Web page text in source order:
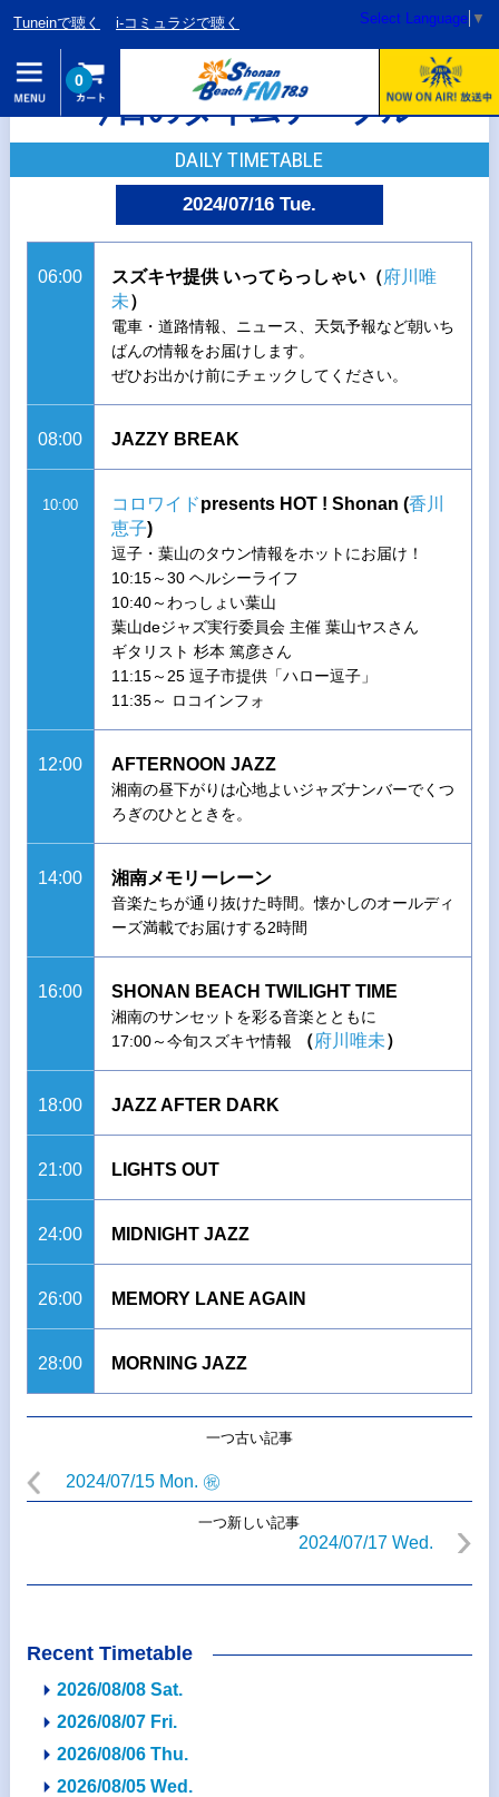
Tuneinで聴く i-コミュラジで聴く Select Language ▼
0
今日のタイムテーブル
DAILY TIMETABLE
2024/07/16 Tue.
06:00 スズキヤ提供 いってらっしゃい（府川唯
未）
電車・道路情報、ニュース、天気予報など朝いち
ばんの情報をお届けします。
ぜひお出かけ前にチェックしてください。
08:00 JAZZY BREAK
10:00 コロワイドpresents HOT ! Shonan (香川
恵子)
逗子・葉山のタウン情報をホットにお届け！
10:15～30 ヘルシーライフ
10:40～わっしょい葉山
葉山deジャズ実行委員会 主催 葉山ヤスさん
ギタリスト 杉本 篤彦さん
11:15～25 逗子市提供「ハロー逗子」
11:35～ ロコインフォ
12:00 AFTERNOON JAZZ
湘南の昼下がりは心地よいジャズナンバーでくつ
ろぎのひとときを。
14:00 湘南メモリーレーン
音楽たちが通り抜けた時間。懐かしのオールディ
ーズ満載でお届けする2時間
16:00 SHONAN BEACH TWILIGHT TIME
湘南のサンセットを彩る音楽とともに
17:00～今旬スズキヤ情報
（府川唯未）
18:00 JAZZ AFTER DARK
21:00 LIGHTS OUT
24:00 MIDNIGHT JAZZ
26:00 MEMORY LANE AGAIN
28:00 MORNING JAZZ
一つ古い記事
2024/07/15 Mon. ㊗
一つ新しい記事
2024/07/17 Wed.
Recent Timetable
2026/08/08 Sat.
2026/08/07 Fri.
2026/08/06 Thu.
2026/08/05 Wed.